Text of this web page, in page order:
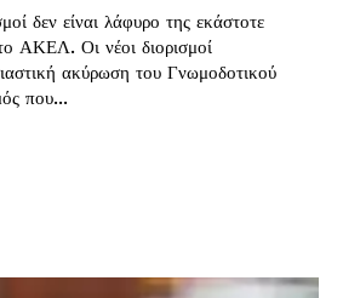
δεν είναι λάφυρο της εκάστοτε
διορισμοί
ακύρωση του Γνωμοδοτικού
που...